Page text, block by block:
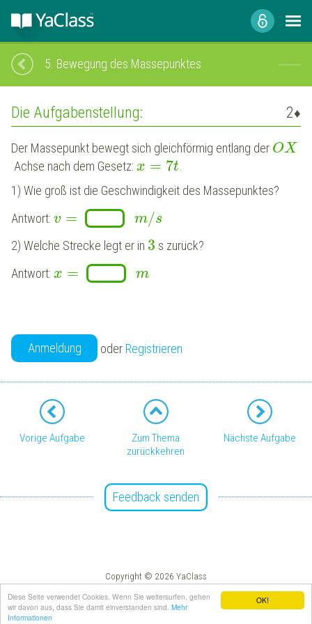
OK!
Diese Seite verwendet Cookies. Wenn Sie weitersurfen, gehen
wir davon aus, dass Sie damit einverstanden sind. Mehr
Informationen
5. Bewegung des Massepunktes
Die Aufgabenstellung: 2♦
Der Massepunkt bewegt sich gleichförmig entlang der OX
Achse nach dem Gesetz: x = 7t
1) Wie groß ist die Geschwindigkeit des Massepunktes?
Antwort: v = m/s
2) Welche Strecke legt er in 3 s zurück?
Antwort: x = m
Anmeldung oder Registrieren
Vorige Aufgabe
Zum Thema
zurückkehren
Nächste Aufgabe
Feedback senden
Copyright © 2026 YaClass
Impressum
AGB